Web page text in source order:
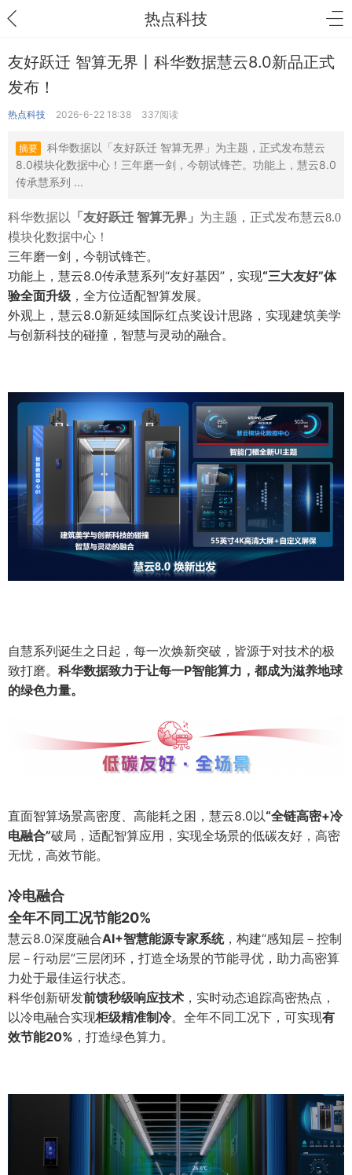
热点科技
友好跃迁 智算无界丨科华数据慧云8.0新品正式
发布！
热点科技 2026-6-22 18:38 337阅读
摘要
科华数据以「友好跃迁 智算无界」为主题，正式发布慧云
8.0模块化数据中心！三年磨一剑，今朝试锋芒。功能上，慧云8.0
传承慧系列 ...
科华数据以 「友好跃迁 智算无界」 为主题，正式发布慧云8.0
模块化数据中心！
三年磨一剑，今朝试锋芒。
功能上，慧云8.0传承慧系列“友好基因”，实现“三大友好”体
验全面升级 ，全方位适配智算发展。
外观上，慧云8.0新延续国际红点奖设计思路，实现建筑美学
与创新科技的碰撞，智慧与灵动的融合。
自慧系列诞生之日起，每一次焕新突破，皆源于对技术的极
致打磨。 科华数据致力于让每一P智能算力，都成为滋养地球
的绿色力量。
直面智算场景高密度、高能耗之困，慧云8.0以“全链高密+冷
电融合”破局，适配智算应用，实现全场景的低碳友好，高密
无忧，高效节能。
冷电融合
全年不同工况节能20%
慧云8.0深度融合AI+智慧能源专家系统，构建“感知层－控制
层－行动层”三层闭环，打造全场景的节能寻优，助力高密算
力处于最佳运行状态。
科华创新研发前馈秒级响应技术 ，实时动态追踪高密热点，
以冷电融合实现柜级精准制冷。全年不同工况下，可实现有
效节能20% ，打造绿色算力。